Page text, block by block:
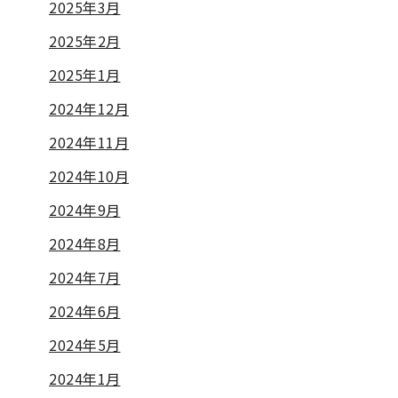
2025年3月
2025年2月
2025年1月
2024年12月
2024年11月
2024年10月
2024年9月
2024年8月
2024年7月
2024年6月
2024年5月
2024年1月